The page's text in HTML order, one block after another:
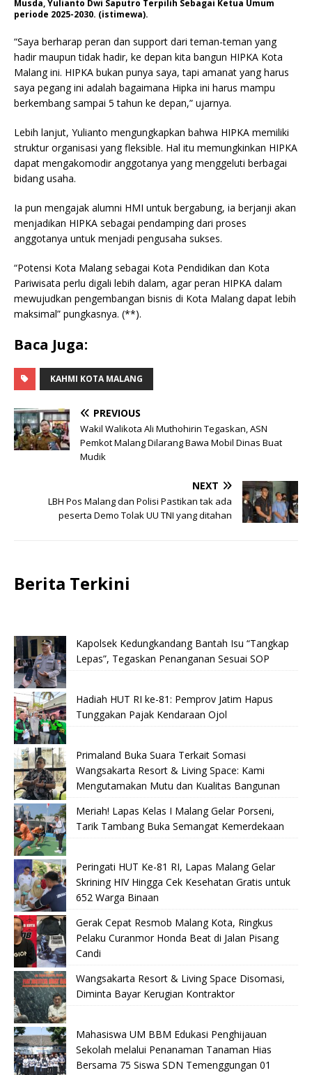
Musda, Yulianto Dwi Saputro Terpilih Sebagai Ketua Umum
periode 2025-2030. (istimewa).
“Saya berharap peran dan support dari teman-teman yang
hadir maupun tidak hadir, ke depan kita bangun HIPKA Kota
Malang ini. HIPKA bukan punya saya, tapi amanat yang harus
saya pegang ini adalah bagaimana Hipka ini harus mampu
berkembang sampai 5 tahun ke depan,” ujarnya.
Lebih lanjut, Yulianto mengungkapkan bahwa HIPKA memiliki
struktur organisasi yang fleksible. Hal itu memungkinkan HIPKA
dapat mengakomodir anggotanya yang menggeluti berbagai
bidang usaha.
Ia pun mengajak alumni HMI untuk bergabung, ia berjanji akan
menjadikan HIPKA sebagai pendamping dari proses
anggotanya untuk menjadi pengusaha sukses.
“Potensi Kota Malang sebagai Kota Pendidikan dan Kota
Pariwisata perlu digali lebih dalam, agar peran HIPKA dalam
mewujudkan pengembangan bisnis di Kota Malang dapat lebih
maksimal” pungkasnya. (**).
Baca Juga:
KAHMI KOTA MALANG
PREVIOUS
Wakil Walikota Ali Muthohirin Tegaskan, ASN
Pemkot Malang Dilarang Bawa Mobil Dinas Buat
Mudik
NEXT
LBH Pos Malang dan Polisi Pastikan tak ada
peserta Demo Tolak UU TNI yang ditahan
Berita Terkini
Kapolsek Kedungkandang Bantah Isu “Tangkap
Lepas”, Tegaskan Penanganan Sesuai SOP
Hadiah HUT RI ke-81: Pemprov Jatim Hapus
Tunggakan Pajak Kendaraan Ojol
Primaland Buka Suara Terkait Somasi
Wangsakarta Resort & Living Space: Kami
Mengutamakan Mutu dan Kualitas Bangunan
Meriah! Lapas Kelas I Malang Gelar Porseni,
Tarik Tambang Buka Semangat Kemerdekaan
Peringati HUT Ke-81 RI, Lapas Malang Gelar
Skrining HIV Hingga Cek Kesehatan Gratis untuk
652 Warga Binaan
Gerak Cepat Resmob Malang Kota, Ringkus
Pelaku Curanmor Honda Beat di Jalan Pisang
Candi
Wangsakarta Resort & Living Space Disomasi,
Diminta Bayar Kerugian Kontraktor
Mahasiswa UM BBM Edukasi Penghijauan
Sekolah melalui Penanaman Tanaman Hias
Bersama 75 Siswa SDN Temenggungan 01